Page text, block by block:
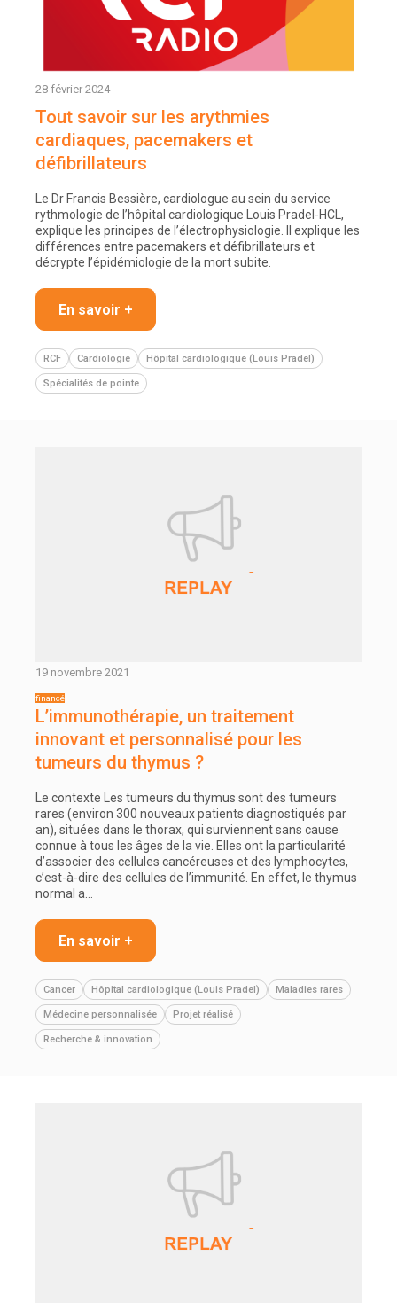
28 février 2024
Tout savoir sur les arythmies
cardiaques, pacemakers et
défibrillateurs
Le Dr Francis Bessière, cardiologue au sein du service
rythmologie de l’hôpital cardiologique Louis Pradel-HCL,
explique les principes de l’électrophysiologie. Il explique les
différences entre pacemakers et défibrillateurs et
décrypte l’épidémiologie de la mort subite.
En savoir +
RCF Cardiologie Hôpital cardiologique (Louis Pradel)
Spécialités de pointe
19 novembre 2021
L’immunothérapie, un traitement
innovant et personnalisé pour les
tumeurs du thymus ?
Le contexte Les tumeurs du thymus sont des tumeurs
rares (environ 300 nouveaux patients diagnostiqués par
an), situées dans le thorax, qui surviennent sans cause
connue à tous les âges de la vie. Elles ont la particularité
d’associer des cellules cancéreuses et des lymphocytes,
c’est-à-dire des cellules de l’immunité. En effet, le thymus
normal a…
En savoir +
Cancer Hôpital cardiologique (Louis Pradel) Maladies rares
Médecine personnalisée Projet réalisé
Recherche & innovation